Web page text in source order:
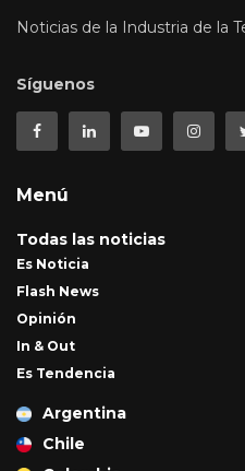
Noticias de la Industria de la
Síguenos
Menú
Todas las noticias
Es Noticia
Flash News
Opinión
In & Out
Es Tendencia
Argentina
Chile